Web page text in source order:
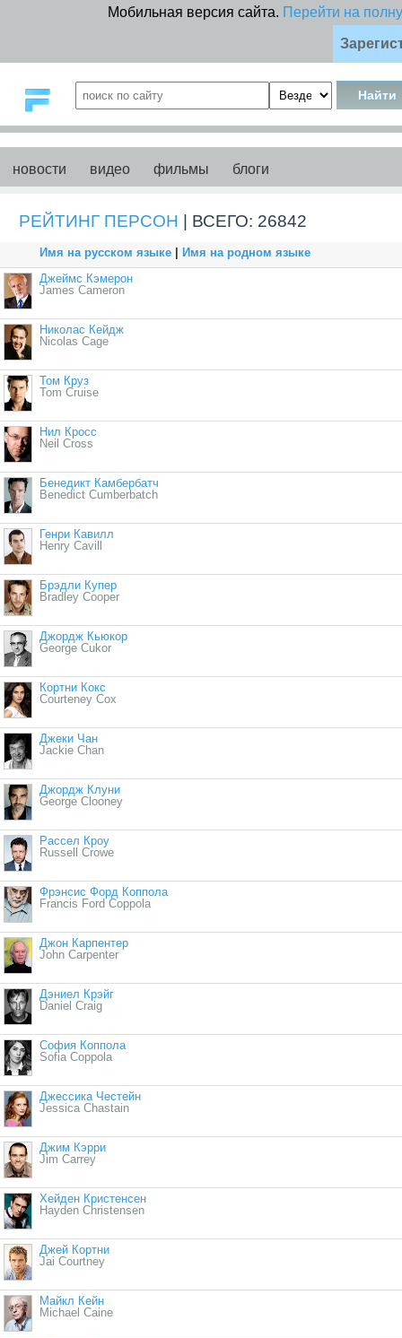
Мобильная версия сайта. Перейти на
новости видео фильмы блоги
РЕЙТИНГ ПЕРСОН | ВСЕГО: 26842
Имя на русском языке
Имя на родном языке
Джеймс Кэмерон
James Cameron
Николас Кейдж
Nicolas Cage
Том Круз
Tom Cruise
Нил Кросс
Neil Cross
Бенедикт Камбербатч
Benedict Cumberbatch
Генри Кавилл
Henry Cavill
Брэдли Купер
Bradley Cooper
Джордж Кьюкор
George Cukor
Кортни Кокс
Courteney Cox
Джеки Чан
Jackie Chan
Джордж Клуни
George Clooney
Рассел Кроу
Russell Crowe
Фрэнсис Форд Коппола
Francis Ford Coppola
Джон Карпентер
John Carpenter
Дэниел Крэйг
Daniel Craig
София Коппола
Sofia Coppola
Джессика Честейн
Jessica Chastain
Джим Кэрри
Jim Carrey
Хейден Кристенсен
Hayden Christensen
Джей Кортни
Jai Courtney
Майкл Кейн
Michael Caine